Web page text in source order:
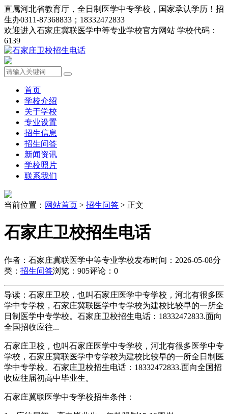
直属河北省教育厅，全日制医学中专学校，国家承认学历！招
生办0311-87368833；18332472833
欢迎进入石家庄冀联医学中等专业学校官方网站 学校代码：
6139
首页
学校介绍
关于学校
专业设置
招生信息
招生问答
新闻资讯
学校照片
联系我们
当前位置： 网站首页 > 招生问答 > 正文
石家庄卫校招生电话
作者：石家庄冀联医学中等专业学校发布时间：2026-05-08分
类： 招生问答浏览：905评论：0
导读：石家庄卫校，也叫石家庄医学中专学校，河北有很多医
学中专学校，石家庄冀联医学中专学校为建校比较早的一所全
日制医学中专学校。石家庄卫校招生电话：18332472833.面向
全国招收应往...
石家庄卫校，也叫石家庄医学中专学校，河北有很多医学中专
学校，石家庄冀联医学中专学校为建校比较早的一所全日制医
学中专学校。石家庄卫校招生电话：18332472833.面向全国招
收应往届初高中毕业生。
石家庄冀联医学中专学校招生条件：